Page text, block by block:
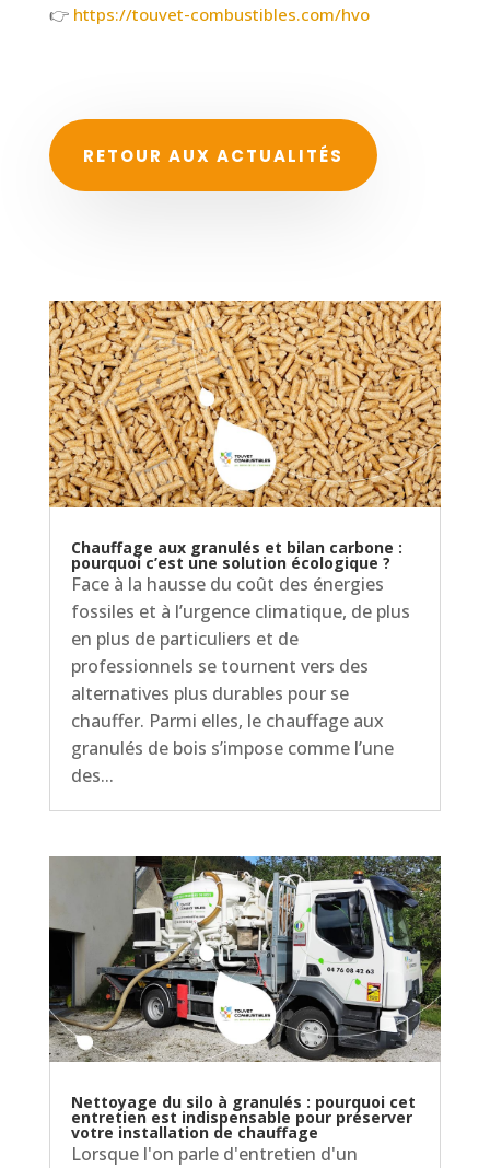
👉 https://touvet-combustibles.com/hvo
RETOUR AUX ACTUALITÉS
Chauffage aux granulés et bilan carbone :
pourquoi c’est une solution écologique ?
Face à la hausse du coût des énergies
fossiles et à l’urgence climatique, de plus
en plus de particuliers et de
professionnels se tournent vers des
alternatives plus durables pour se
chauffer. Parmi elles, le chauffage aux
granulés de bois s’impose comme l’une
des...
Nettoyage du silo à granulés : pourquoi cet
entretien est indispensable pour préserver
votre installation de chauffage
Lorsque l'on parle d'entretien d'un